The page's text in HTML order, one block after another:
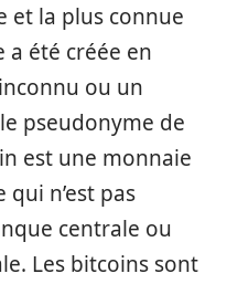
et la plus connue
a été créée en
ou un
pseudonyme de
est une monnaie
n’est pas
centrale ou
Les bitcoins sont